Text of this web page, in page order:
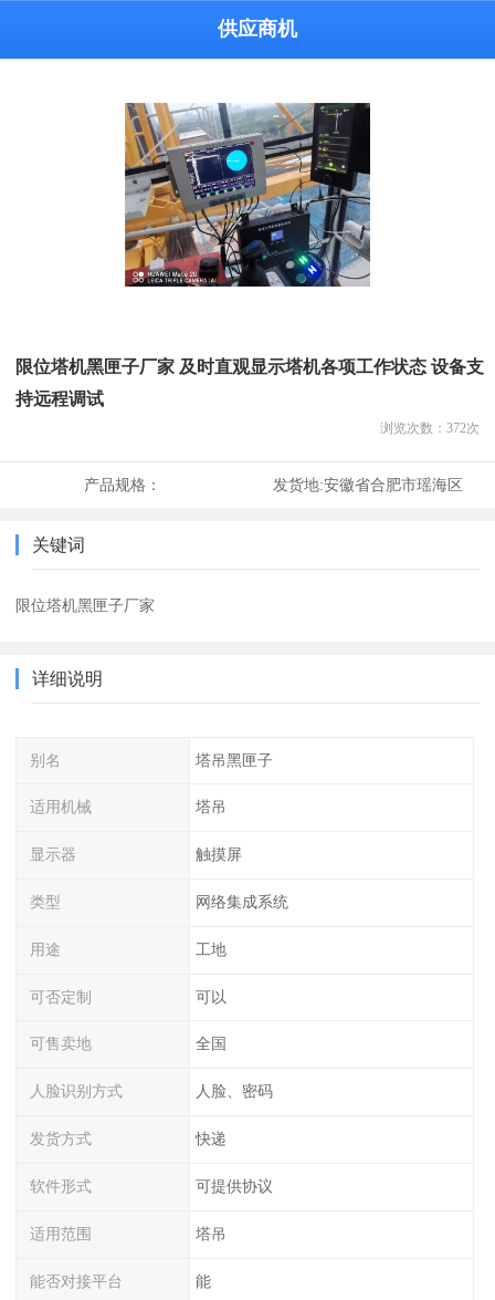
供应商机
限位塔机黑匣子厂家 及时直观显示塔机各项工作状态 设备支
持远程调试
浏览次数： 372次
产品规格： 发货地:安徽省合肥市瑶海区
关键词
限位塔机黑匣子厂家
详细说明
别名 塔吊黑匣子
适用机械 塔吊
显示器 触摸屏
类型 网络集成系统
用途 工地
可否定制 可以
可售卖地 全国
人脸识别方式 人脸、密码
发货方式 快递
软件形式 可提供协议
适用范围 塔吊
能否对接平台 能